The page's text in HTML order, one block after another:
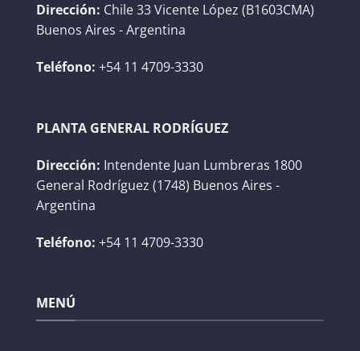
Dirección: Chile 33 Vicente López (B1603CMA)
Buenos Aires - Argentina
Teléfono: +54 11 4709-3330
PLANTA GENERAL RODRÍGUEZ
Dirección: Intendente Juan Lumbreras 1800
General Rodríguez (1748) Buenos Aires -
Argentina
Teléfono: +54 11 4709-3330
MENÚ